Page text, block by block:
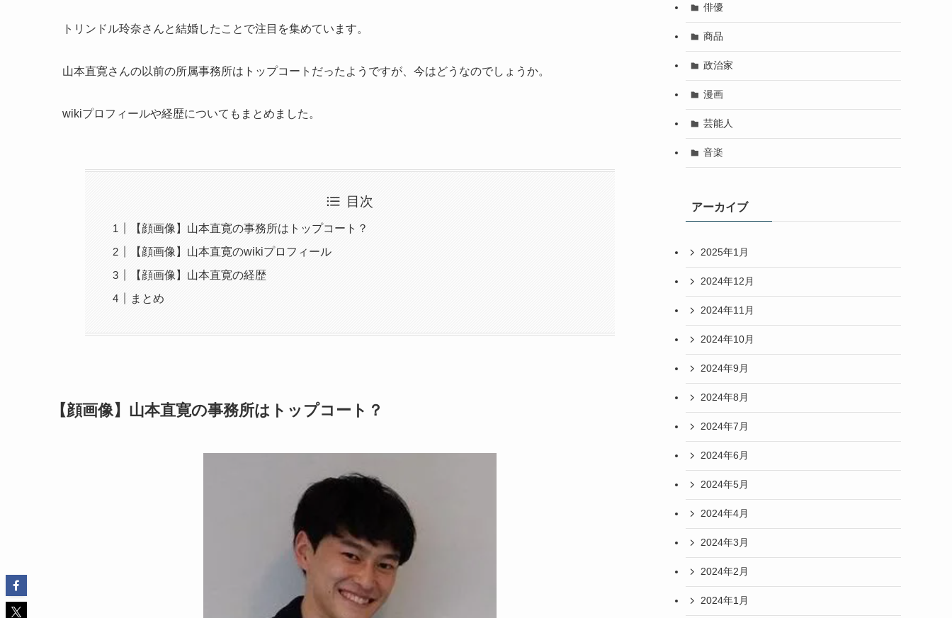
トリンドル玲奈さんと結婚したことで注目を集めています。
山本直寛さんの以前の所属事務所はトップコートだったようですが、今はどうなのでしょうか。
wikiプロフィールや経歴についてもまとめました。
目次
【顔画像】山本直寛の事務所はトップコート？
【顔画像】山本直寛のwikiプロフィール
【顔画像】山本直寛の経歴
まとめ
【顔画像】山本直寛の事務所はトップコート？
俳優
商品
政治家
漫画
芸能人
音楽
アーカイブ
2025年1月
2024年12月
2024年11月
2024年10月
2024年9月
2024年8月
2024年7月
2024年6月
2024年5月
2024年4月
2024年3月
2024年2月
2024年1月